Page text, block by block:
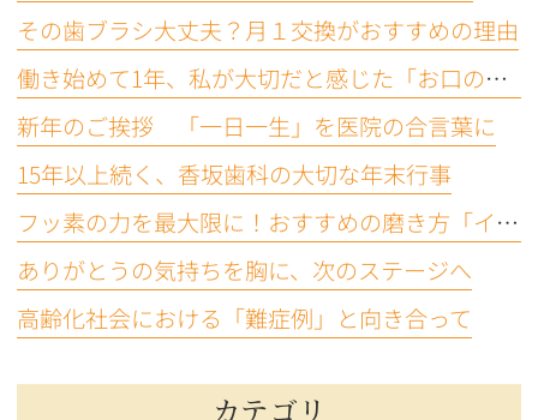
その歯ブラシ大丈夫？月１交換がおすすめの理由
働き始めて1年、私が大切だと感じた「お口の機能」
新年のご挨拶 「一日一生」を医院の合言葉に
15年以上続く、香坂歯科の大切な年末行事
フッ素の力を最大限に！おすすめの磨き方「イエテボリ法」
ありがとうの気持ちを胸に、次のステージへ
高齢化社会における「難症例」と向き合って
カテゴリ